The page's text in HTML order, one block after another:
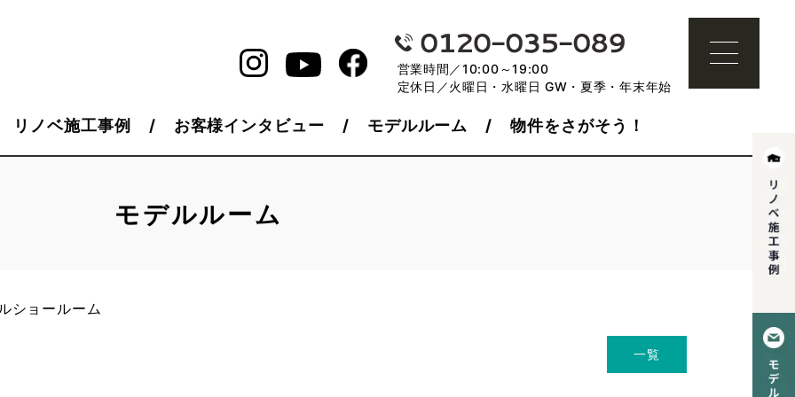
営業時間／10:00～19:00
定休日／火曜日・水曜日 GW・夏季・年末年始
リノベ施工事例 お客様インタビュー モデルルーム 物件をさがそう！
モデルルーム
ショールーム
一覧